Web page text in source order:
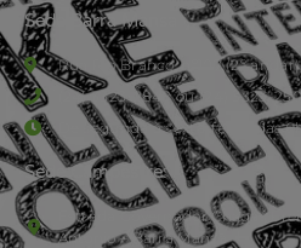
Sede Barra Mansa
Rua Rio Branco, nº107 (2º
(24) 3323-2848 ou (24) 3323-
De segunda à sexta-feira , das
Sede Campestre:
Estrada Governador Chagas
Antônio – Barra Mansa